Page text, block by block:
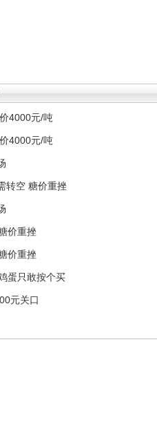
4000元/吨
4000元/吨
转空 糖价重挫
价重挫
价重挫
蛋只敢按个买
元关口